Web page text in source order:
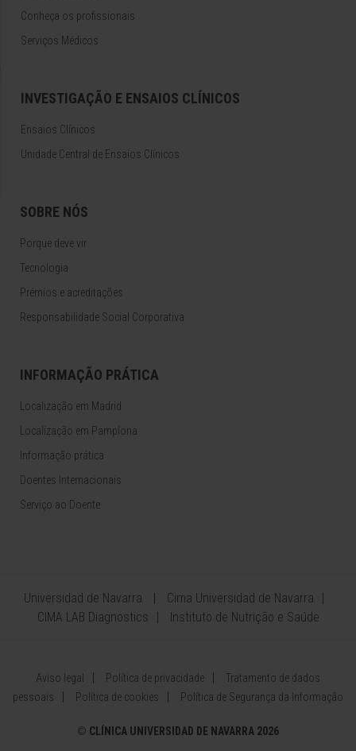
Conheça os profissionais
Serviços Médicos
INVESTIGAÇÃO E ENSAIOS CLÍNICOS
Ensaios Clínicos
Unidade Central de Ensaios Clínicos
SOBRE NÓS
Porque deve vir
Tecnologia
Prémios e acreditações
Responsabilidade Social Corporativa
INFORMAÇÃO PRÁTICA
Localização em Madrid
Localização em Pamplona
Informação prática
Doentes Internacionais
Serviço ao Doente
Universidad de Navarra
Cima Universidad de Navarra
CIMA LAB Diagnostics
Instituto de Nutrição e Saúde
Aviso legal Política de privacidade
Tratamento de dados
pessoais
Política de cookies Política de Segurança da Informação
© CLÍNICA UNIVERSIDAD DE NAVARRA 2026